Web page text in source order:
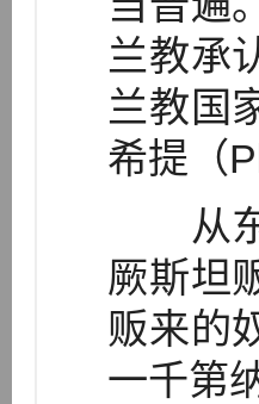
兰教承
兰教国
希提（
从东
厥斯坦
贩来的
一千第